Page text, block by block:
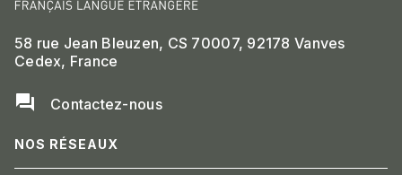
58 rue Jean Bleuzen, CS 70007, 92178 Vanves
Cedex, France
question_answer Contactez-nous
NOS RÉSEAUX